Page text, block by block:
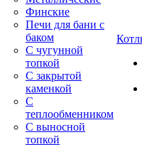
Финские
Печи для бани с
баком
С чугунной
топкой
С закрытой
каменкой
С
теплообменником
С выносной
топкой